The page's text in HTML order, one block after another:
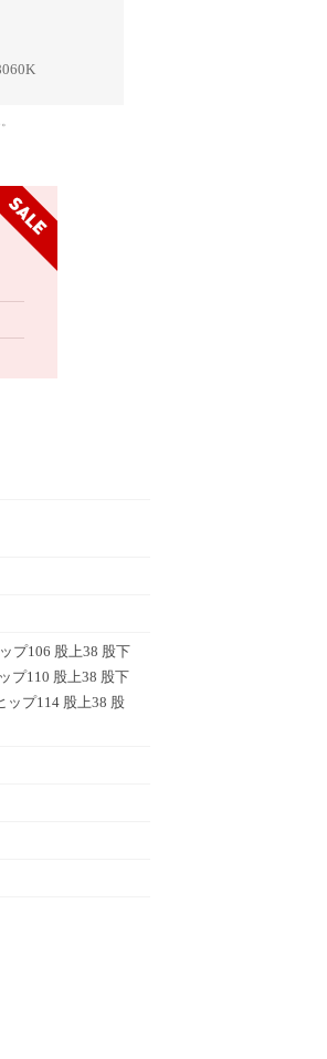
プ106 股上38 股下
プ110 股上38 股下
ップ114 股上38 股